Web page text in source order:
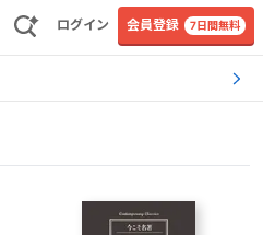
ログイン 会員登録 7日間無料